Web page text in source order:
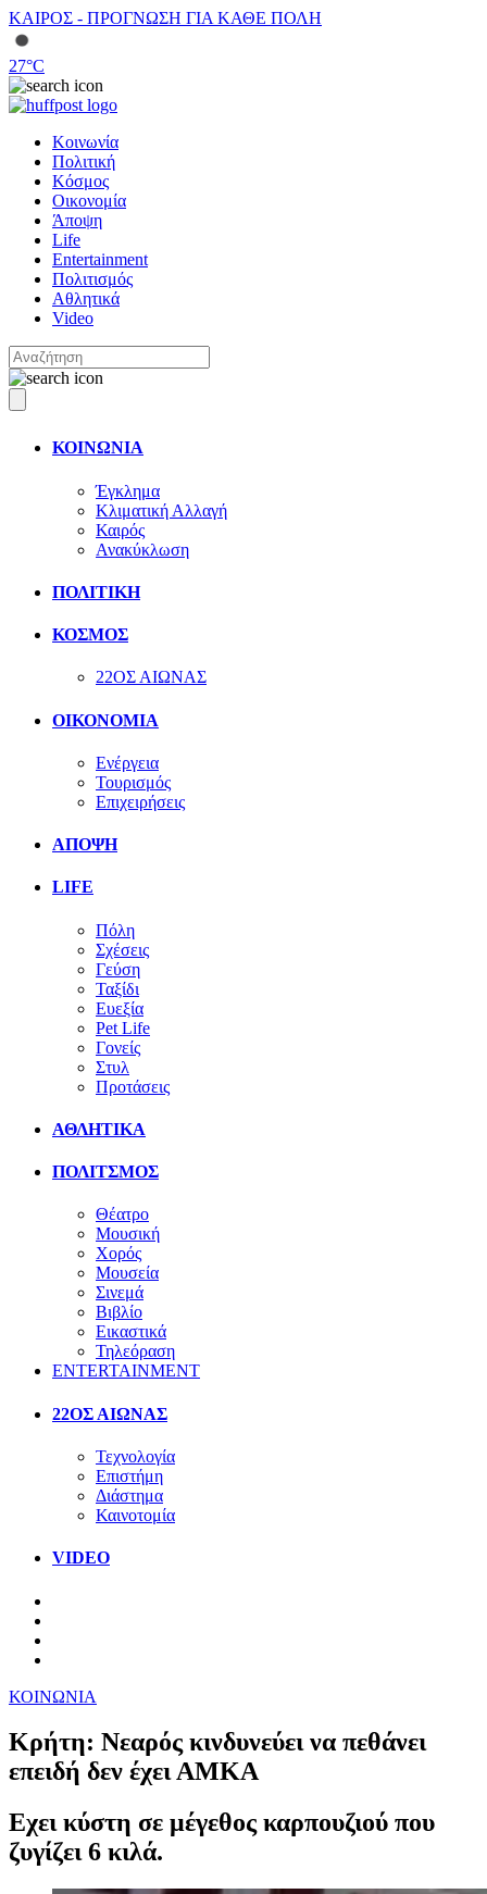
ΚΑΙΡΟΣ - ΠΡΟΓΝΩΣΗ ΓΙΑ ΚΑΘΕ ΠΟΛΗ
27°C
Κοινωνία
Πολιτική
Κόσμος
Οικονομία
Άποψη
Life
Entertainment
Πολιτισμός
Αθλητικά
Video
ΚΟΙΝΩΝΙΑ
Έγκλημα
Κλιματική Αλλαγή
Καιρός
Ανακύκλωση
ΠΟΛΙΤΙΚΗ
ΚΟΣΜΟΣ
22ΟΣ ΑΙΩΝΑΣ
ΟΙΚΟΝΟΜΙΑ
Ενέργεια
Τουρισμός
Επιχειρήσεις
ΑΠΟΨΗ
LIFE
Πόλη
Σχέσεις
Γεύση
Ταξίδι
Ευεξία
Pet Life
Γονείς
Στυλ
Προτάσεις
ΑΘΛΗΤΙΚΑ
ΠΟΛΙΤΣΜΟΣ
Θέατρο
Μουσική
Χορός
Μουσεία
Σινεμά
Βιβλίο
Εικαστικά
Τηλεόραση
ENTERTAINMENT
22ΟΣ ΑΙΩΝΑΣ
Τεχνολογία
Επιστήμη
Διάστημα
Καινοτομία
VIDEO
ΚΟΙΝΩΝΙΑ
Κρήτη: Νεαρός κινδυνεύει να πεθάνει
επειδή δεν έχει ΑΜΚΑ
Εχει κύστη σε μέγεθος καρπουζιού που
ζυγίζει 6 κιλά.